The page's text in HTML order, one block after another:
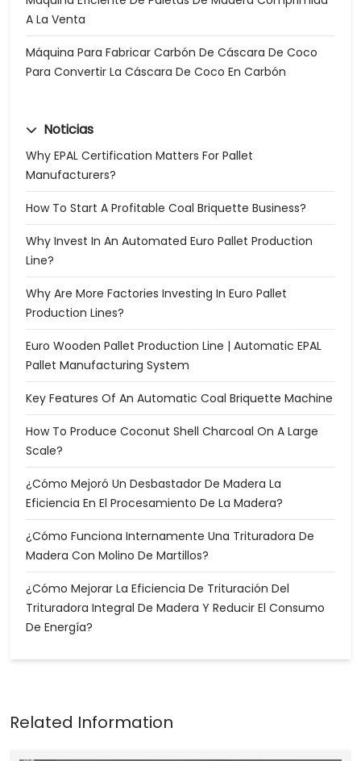
A La Venta
Máquina Para Fabricar Carbón De Cáscara De Coco
Para Convertir La Cáscara De Coco En Carbón
Noticias
Why EPAL Certification Matters For Pallet
Manufacturers?
How To Start A Profitable Coal Briquette Business?
Why Invest In An Automated Euro Pallet Production
Line?
Why Are More Factories Investing In Euro Pallet
Production Lines?
Euro Wooden Pallet Production Line | Automatic EPAL
Pallet Manufacturing System
Key Features Of An Automatic Coal Briquette Machine
How To Produce Coconut Shell Charcoal On A Large
Scale?
¿Cómo Mejoró Un Desbastador De Madera La
Eficiencia En El Procesamiento De La Madera?
¿Cómo Funciona Internamente Una Trituradora De
Madera Con Molino De Martillos?
¿Cómo Mejorar La Eficiencia De Trituración Del
Trituradora Integral De Madera Y Reducir El Consumo
De Energía?